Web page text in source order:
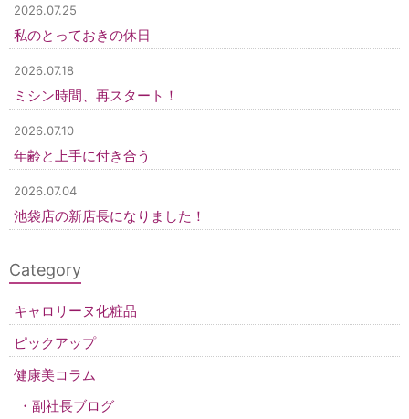
2026.07.25
私のとっておきの休日
2026.07.18
ミシン時間、再スタート！
2026.07.10
年齢と上手に付き合う
2026.07.04
池袋店の新店長になりました！
Category
キャロリーヌ化粧品
ピックアップ
健康美コラム
副社長ブログ